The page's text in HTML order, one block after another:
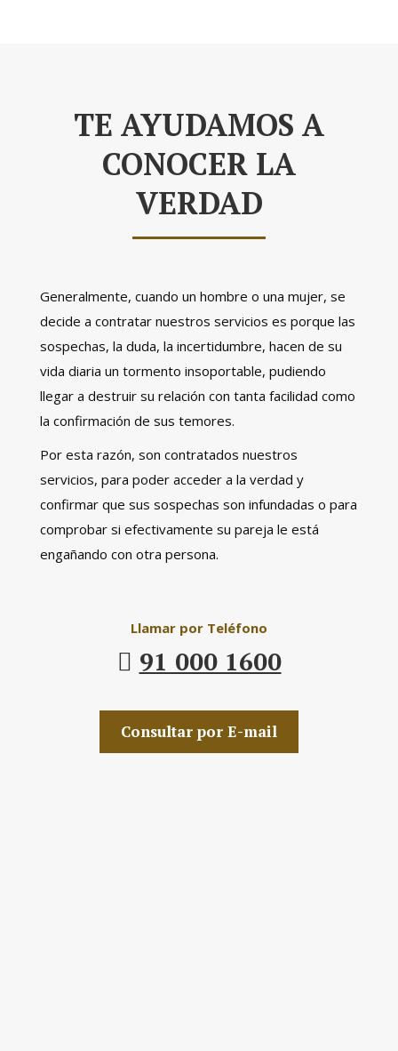
TE AYUDAMOS A
CONOCER LA
VERDAD
Generalmente, cuando un hombre o una mujer, se
decide a contratar nuestros servicios es porque las
sospechas, la duda, la incertidumbre, hacen de su
vida diaria un tormento insoportable, pudiendo
llegar a destruir su relación con tanta facilidad como
la confirmación de sus temores.
Por esta razón, son contratados nuestros
servicios, para poder acceder a la verdad y
confirmar que sus sospechas son infundadas o para
comprobar si efectivamente su pareja le está
engañando con otra persona.
Llamar por Teléfono
91 000 1600
Consultar por E-mail